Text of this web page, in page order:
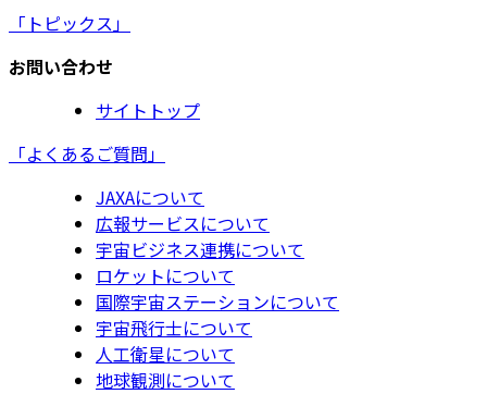
「トピックス」
お問い合わせ
サイトトップ
「よくあるご質問」
JAXAについて
広報サービスについて
宇宙ビジネス連携について
ロケットについて
国際宇宙ステーションについて
宇宙飛行士について
人工衛星について
地球観測について